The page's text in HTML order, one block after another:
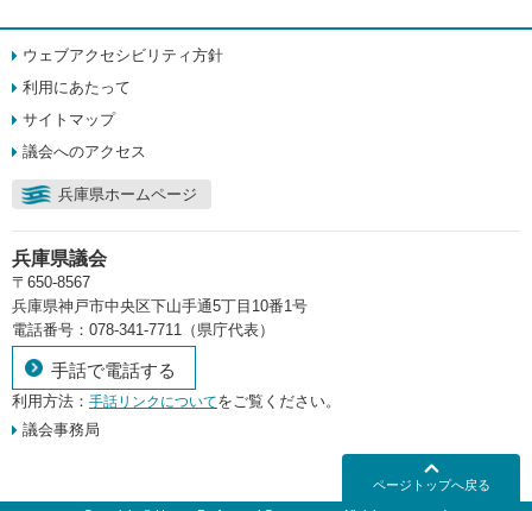
ウェブアクセシビリティ方針
利用にあたって
サイトマップ
議会へのアクセス
兵庫県ホームページ
兵庫県議会
〒650-8567
兵庫県神戸市中央区下山手通5丁目10番1号
電話番号：078-341-7711（県庁代表）
手話で電話する
利用方法： 手話リンクについてをご覧ください。
議会事務局
ページトップへ戻る